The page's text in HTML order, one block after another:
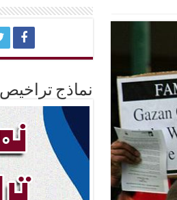
نماذج تراخيص